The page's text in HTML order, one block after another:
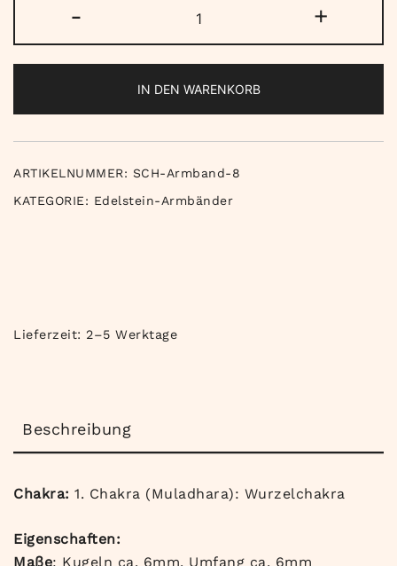
-
/
Schungit
Kugeln
ca.
6
mm
+
IN DEN WARENKORB
ARTIKELNUMMER: SCH-Armband-8
KATEGORIE: Edelstein-Armbänder
Lieferzeit: 2–5 Werktage
Beschreibung
Chakra: 1. Chakra (Muladhara): Wurzelchakra
Eigenschaften:
Maße: Kugeln ca. 6mm, Umfang ca. 6mm